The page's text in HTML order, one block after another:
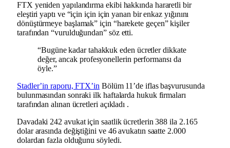
FTX yeniden yapılandırma ekibi hakkında hararetli bir
eleştiri yaptı ve “için için için yanan bir enkaz yığınını
dönüştürmeye başlamak” için “harekete geçen” kişiler
tarafından “vurulduğundan” söz etti.
“Bugüne kadar tahakkuk eden ücretler dikkate
değer, ancak profesyonellerin performansı da
öyle.”
Stadler’in raporu, FTX’in Bölüm 11’de iflas başvurusunda
bulunmasından sonraki ilk haftalarda hukuk firmaları
tarafından alınan ücretleri açıkladı .
Davadaki 242 avukat için saatlik ücretlerin 388 ila 2.165
dolar arasında değiştiğini ve 46 avukatın saatte 2.000
dolardan fazla olduğunu söyledi.